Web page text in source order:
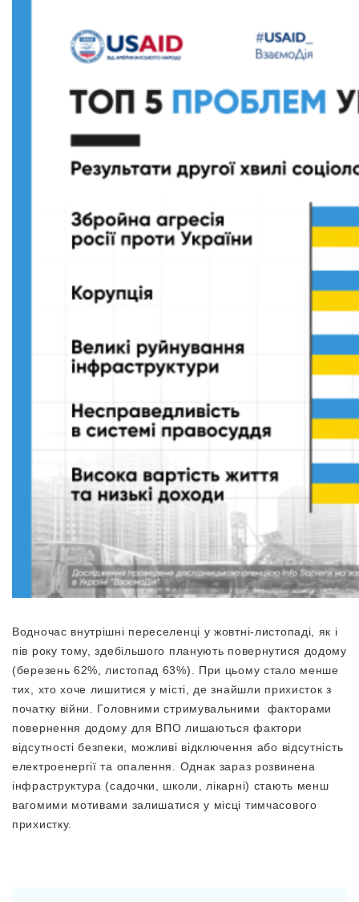
Водночас внутрішні переселенці у жовтні-листопаді, як і
пів року тому, здебільшого планують повернутися додому
(березень 62%, листопад 63%). При цьому стало менше
тих, хто хоче лишитися у місті, де знайшли прихисток з
початку війни. Головними стримувальними факторами
повернення додому для ВПО лишаються фактори
відсутності безпеки, можливі відключення або відсутність
електроенергії та опалення. Однак зараз розвинена
інфраструктура (садочки, школи, лікарні) стають менш
вагомими мотивами залишатися у місці тимчасового
прихистку.